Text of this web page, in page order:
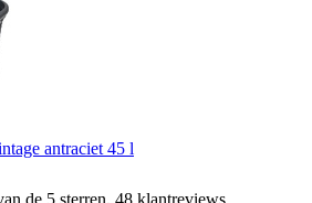
antraciet 45 l
de 5 sterren, 48 klantreviews